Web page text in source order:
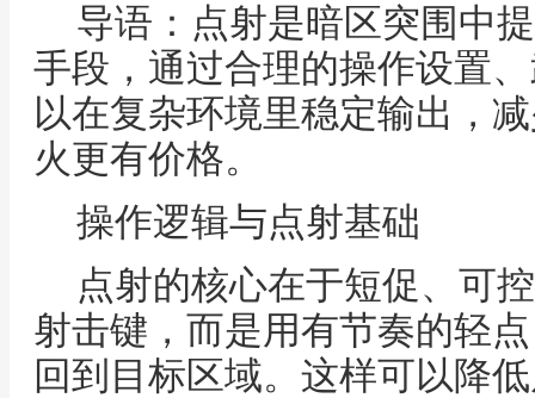
导语：点射是暗区突围中
手段，通过合理的操作设置
以在复杂环境里稳定输出，
火更有价格。
操作逻辑与点射基础
点射的核心在于短促、可
射击键，而是用有节奏的轻
回到目标区域。这样可以降